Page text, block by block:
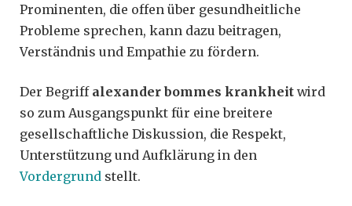
Prominenten, die offen über gesundheitliche
Probleme sprechen, kann dazu beitragen,
Verständnis und Empathie zu fördern.
Der Begriff alexander bommes krankheit wird
so zum Ausgangspunkt für eine breitere
gesellschaftliche Diskussion, die Respekt,
Unterstützung und Aufklärung in den
Vordergrund stellt.